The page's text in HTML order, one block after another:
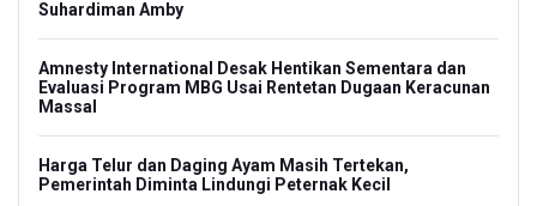
Suhardiman Amby
Amnesty International Desak Hentikan Sementara dan
Evaluasi Program MBG Usai Rentetan Dugaan Keracunan
Massal
Harga Telur dan Daging Ayam Masih Tertekan,
Pemerintah Diminta Lindungi Peternak Kecil